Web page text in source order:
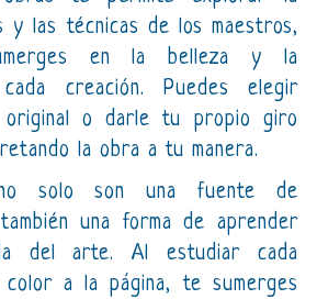
y las técnicas de los maestros,
en la belleza y la
creación. Puedes elegir
o darle tu propio giro
la obra a tu manera.
solo son una fuente de
una forma de aprender
del arte. Al estudiar cada
a la página, te sumerges